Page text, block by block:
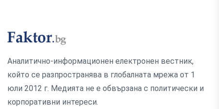
Аналитично-информационен електронен вестник,
който се разпространява в глобалната мрежа от 1
юли 2012 г. Медията не е обвързана с политически и
корпоративни интереси.